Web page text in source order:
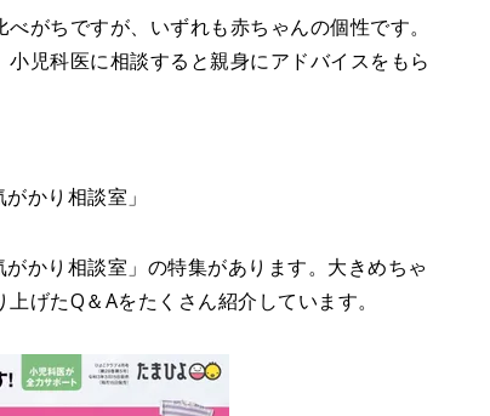
がちですが、いずれも赤ちゃんの個性です。
児科医に相談すると親身にアドバイスをもら
かり相談室」
かり相談室」の特集があります。大きめちゃ
げたQ＆Aをたくさん紹介しています。